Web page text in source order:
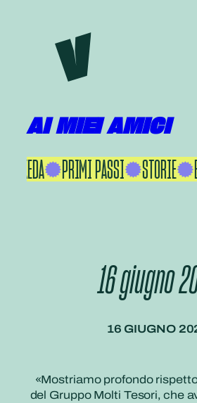
contenuto
AI MIEI AMICI
IKEDA PRIMI PASSI STORIE
16 giugno
16 GIUGNO
«Mostriamo profondo
del Gruppo Molti Tesori, che